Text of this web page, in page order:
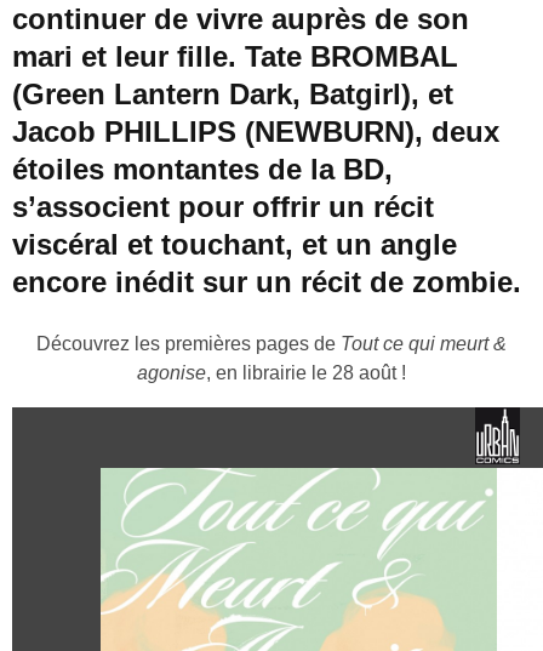
continuer de vivre auprès de son
mari et leur fille. Tate BROMBAL
(Green Lantern Dark, Batgirl), et
Jacob PHILLIPS (NEWBURN), deux
étoiles montantes de la BD,
s’associent pour offrir un récit
viscéral et touchant, et un angle
encore inédit sur un récit de zombie.
Découvrez les premières pages de Tout ce qui meurt &
agonise, en librairie le 28 août !